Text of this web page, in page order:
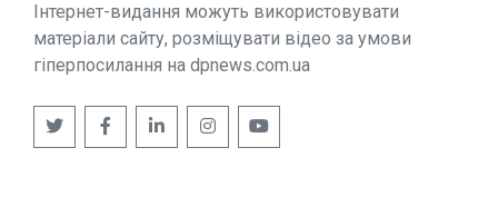
Інтернет-видання можуть використовувати
матеріали сайту, розміщувати відео за умови
гіперпосилання на dpnews.com.ua